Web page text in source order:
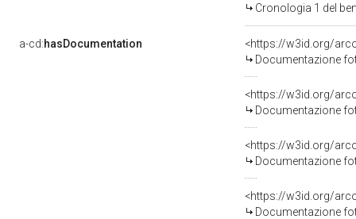
Cronologia 1 del
a-cd:hasDocumentation
Documentazione
Documentazione
Documentazione
Documentazione